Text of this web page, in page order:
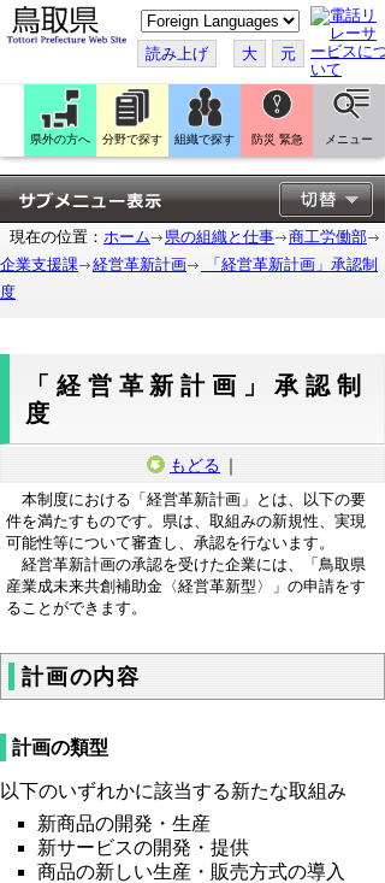
こ
の
ペ
ー
ジ
翻
訳
す
る
読み上げ 大 元
県外の方へ 分野で探す 組織で探す 防災 緊急 メニュー
現在の位置： ホーム 県の組織と仕事
商工労働部
企業支援課
経営革新計画
「経営革新計画」承認制
度
「経営革新計画」承認制
度
もどる ｜
本制度における「経営革新計画」とは、以下の要
件を満たすものです。県は、取組みの新規性、実現
可能性等について審査し、承認を行ないます。
経営革新計画の承認を受けた企業には、「鳥取県
産業成未来共創補助金〈経営革新型〉」の申請をす
ることができます。
計画の内容
計画の類型
以下のいずれかに該当する新たな取組み
新商品の開発・生産
新サービスの開発・提供
商品の新しい生産・販売方式の導入